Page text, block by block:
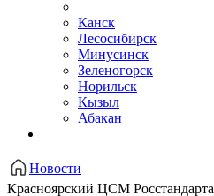
Канск
Лесосибирск
Минусинск
Зеленогорск
Норильск
Кызыл
Абакан
Новости
Красноярский ЦСМ